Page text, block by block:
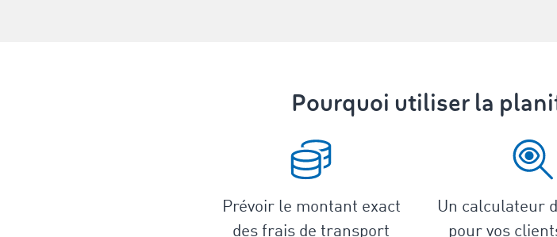
Pourquoi utiliser la
Prévoir le montant exact
des frais de transport
Un calculateur
pour vos